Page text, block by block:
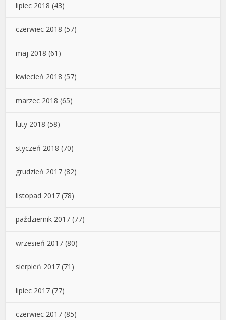
lipiec 2018 (43)
czerwiec 2018 (57)
maj 2018 (61)
kwiecień 2018 (57)
marzec 2018 (65)
luty 2018 (58)
styczeń 2018 (70)
grudzień 2017 (82)
listopad 2017 (78)
październik 2017 (77)
wrzesień 2017 (80)
sierpień 2017 (71)
lipiec 2017 (77)
czerwiec 2017 (85)